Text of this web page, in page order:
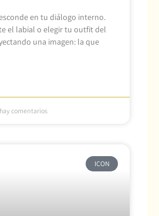
en tu diálogo interno.
el labial o elegir tu outfit del
una imagen: la que
comentarios
ICON